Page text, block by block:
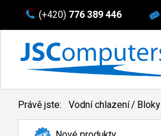
(+420) 776 389 446
Právě jste: Vodní chlazení/ Bloky